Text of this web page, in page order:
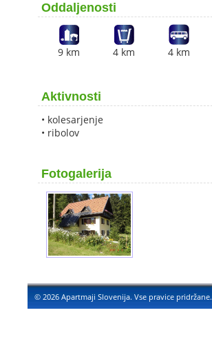
Oddaljenosti
9 km 4 km 4 km
Aktivnosti
• kolesarjenje
• ribolov
Fotogalerija
© 2026 Apartmaji Slovenija. Vse pravice pridržane.